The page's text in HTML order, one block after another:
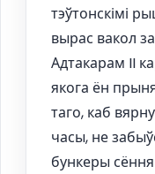
тэўтонскімі
вырас вакол
Адтакарам II
якога ён
таго, каб
часы, не
бункеры